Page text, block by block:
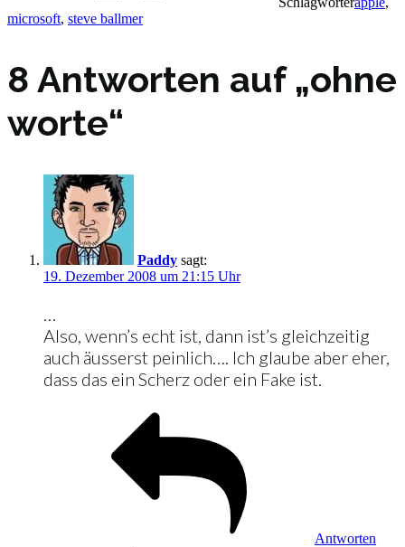
microsoft, steve ballmer
8 Antworten auf „ohne
worte“
Paddy sagt:
19. Dezember 2008 um 21:15 Uhr
Also, wenn’s echt ist, dann ist’s gleichzeitig
auch äusserst peinlich…. Ich glaube aber eher,
dass das ein Scherz oder ein Fake ist.
Antworten